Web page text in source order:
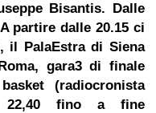
Bisantis. Dalle
partire dalle 20.15 ci
il PalaEstra di Siena
gara3 di finale
(radiocronista
22,40 fino a fine